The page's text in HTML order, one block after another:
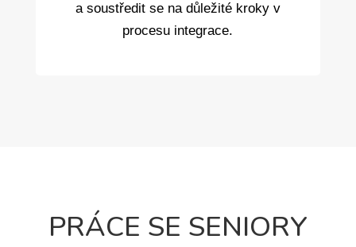
a soustředit se na důležité kroky v
procesu integrace.
PRÁCE SE SENIORY